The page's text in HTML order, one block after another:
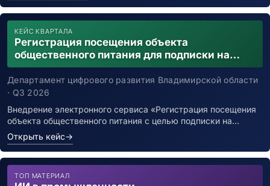
КЕЙС КВАРТАЛА
Регистрация посещения объекта
общественного питания для подписки на
уведомления о возможном контакте с
заболевшим новой коронавирусной
инфекцией
Департамент цифрового развития Владимирской области
· Q3 2026
Внедрение электронного сервиса «Регистрация посещения
объекта общественного питания с целью подписки на…
Открыть кейс→
ТОП МАТЕРИАЛ